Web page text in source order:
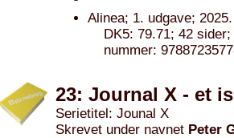
Alinea; 1. udgave; 2025.
DK5: 79.71; 42
nummer:
23: Journal X - et
Serietitel: Jounal X
Skrevet under navnet Peter